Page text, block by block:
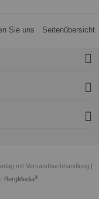
Sie uns Seitenübersicht
mit Versandbuchhandlung |
BergMedia®